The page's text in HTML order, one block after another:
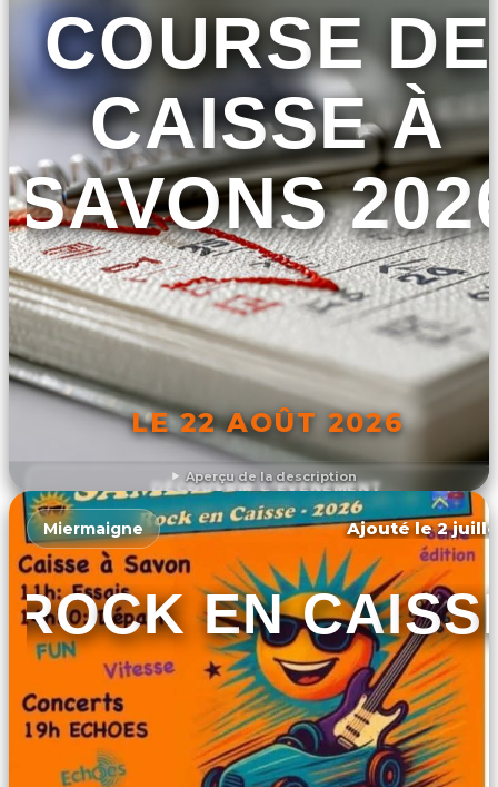
Aperçu de la description
COURSE DE
CAISSE À
SAVONS
LE 22 AOÛT 2026
DÉCOUVRIR L'ÉVÉNEMENT
Miermaigne Ajouté le 2
ROCK EN